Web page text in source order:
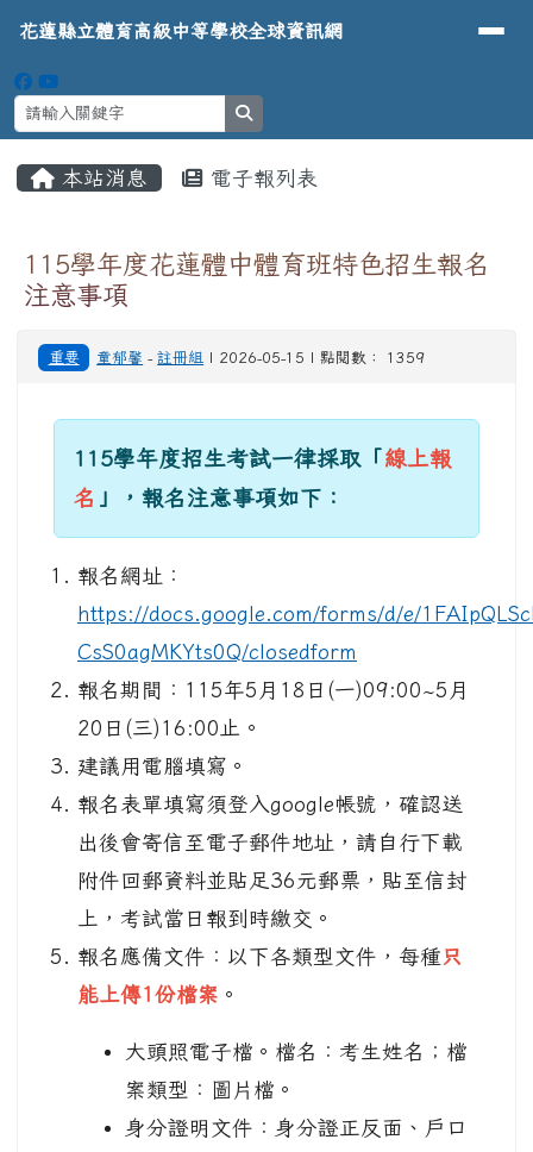
花蓮縣立體育高級中等學校全球資
導覽列
花蓮縣立體育高級中等學校全球資訊網
本站消息 電子報列表
115學年度花蓮體中體育班特色招生報名
注意事項
重要 童郁馨 -註冊組 | 2026-05-15 | 點閱數： 1359
115學年度招生考試一律採取「 線上報
名 」，報名注意事項如下：
報名網址：
https://docs.google.com/forms/d/e/
CsS0agMKYts0Q/closedform
報名期間：115年5月18日(一)09:00~5月
20日(三)16:00止。
建議用電腦填寫。
報名表單填寫須登入google帳號，確認送
出後會寄信至電子郵件地址，請自行下載
附件回郵資料並貼足36元郵票，貼至信封
上，考試當日報到時繳交。
報名應備文件：以下各類型文件，每種 只
能上傳1份檔案 。
大頭照電子檔。檔名：考生姓名；檔
案類型：圖片檔。
身分證明文件：身分證正反面、戶口